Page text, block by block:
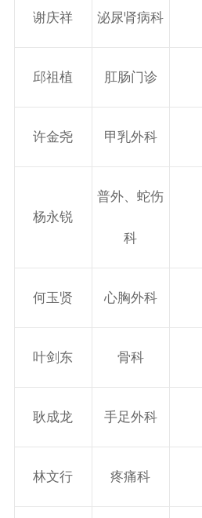
谢庆祥 泌尿肾病科
邱祖植 肛肠门诊
许金尧 甲乳外科
杨永锐
普外、蛇伤
科
何玉贤 心胸外科
叶剑东 骨科
耿成龙 手足外科
林文行 疼痛科